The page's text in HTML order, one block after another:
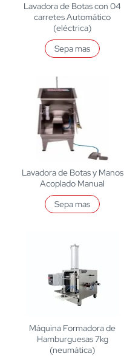
Lavadora de Botas con 04
carretes Automático
(eléctrica)
Sepa mas
Lavadora de Botas y Manos
Acoplado Manual
Sepa mas
Máquina Formadora de
Hamburguesas 7kg
(neumática)